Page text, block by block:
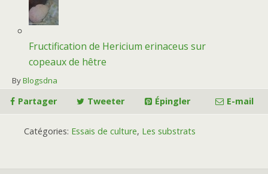
Fructification de Hericium erinaceus sur
copeaux de hêtre
ByBlogsdna
Partager Tweeter Épingler E-mail
Catégories: Essais de culture, Les substrats